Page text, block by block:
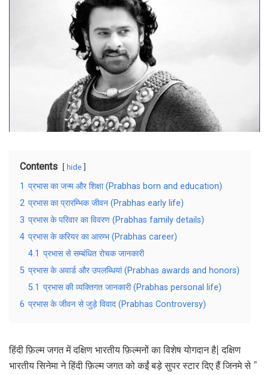
Contents hide
1 प्रभास का जन्म और शिक्षा (Prabhas born and education)
2 प्रभास का प्रारम्भिक जीवन (Prabhas early life)
3 प्रभास के परिवार का विवरण (Prabhas family details)
4 प्रभास के करियर का आरम्भ (Prabhas career)
4.1 प्रभास से सम्बंधित रोचक जानकारी
5 प्रभास के अवार्ड और उपलब्धियां (Prabhas awards and honors)
5.1 प्रभास की व्यक्तिगत जानकारी (Prabhas personal life)
6 प्रभास के जीवन से जुड़े विवाद (Prabhas Controversy)
हिंदी फ़िल्म जगत में दक्षिण भारतीय फ़िल्मनों का विशेष योगदान है| दक्षिण
भारतीय सिनेमा ने हिंदी फ़िल्म जगत को कईं बड़े सुपर स्टार दिए हैं जिनमे से ”